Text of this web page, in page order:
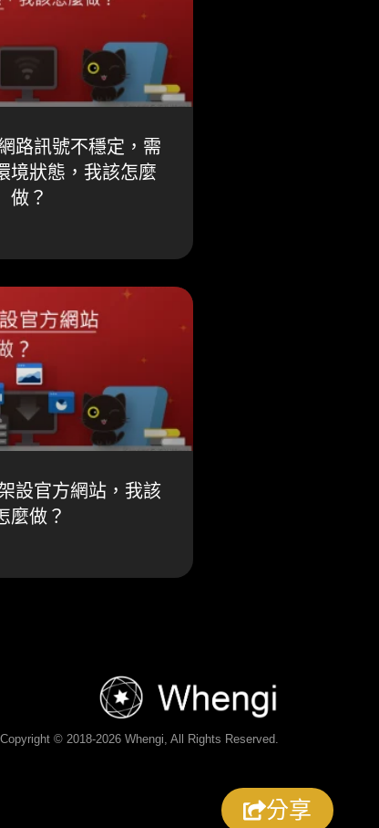
路訊號不穩定，需
境狀態，我該怎麼
做？
設官方網站，我該
麼做？
Copyright © 2018-2026 Whengi, All Rights Reserved.
分享